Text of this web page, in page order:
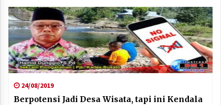
24/08/2019
Berpotensi Jadi Desa Wisata, tapi ini Kendala